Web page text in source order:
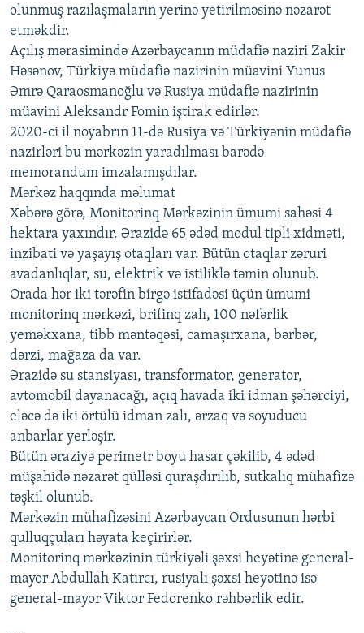
olunmuş razılaşmaların yerinə yetirilməsinə nəzarət
etməkdir.
Açılış mərasimində Azərbaycanın müdafiə naziri Zakir
Həsənov, Türkiyə müdafiə nazirinin müavini Yunus
Əmrə Qaraosmanoğlu və Rusiya müdafiə nazirinin
müavini Aleksandr Fomin iştirak edirlər.
2020-ci il noyabrın 11-də Rusiya və Türkiyənin müdafiə
nazirləri bu mərkəzin yaradılması barədə
memorandum imzalamışdılar.
Mərkəz haqqında məlumat
Xəbərə görə, Monitorinq Mərkəzinin ümumi sahəsi 4
hektara yaxındır. Ərazidə 65 ədəd modul tipli xidməti,
inzibati və yaşayış otaqları var. Bütün otaqlar zəruri
avadanlıqlar, su, elektrik və istiliklə təmin olunub.
Orada hər iki tərəfin birgə istifadəsi üçün ümumi
monitorinq mərkəzi, brifinq zalı, 100 nəfərlik
yeməkxana, tibb məntəqəsi, camaşırxana, bərbər,
dərzi, mağaza da var.
Ərazidə su stansiyası, transformator, generator,
avtomobil dayanacağı, açıq havada iki idman şəhərciyi,
eləcə də iki örtülü idman zalı, ərzaq və soyuducu
anbarlar yerləşir.
Bütün əraziyə perimetr boyu hasar çəkilib, 4 ədəd
müşahidə nəzarət qülləsi quraşdırılıb, sutkalıq mühafizə
təşkil olunub.
Mərkəzin mühafizəsini Azərbaycan Ordusunun hərbi
qulluqçuları həyata keçirirlər.
Monitorinq mərkəzinin türkiyəli şəxsi heyətinə general-
mayor Abdullah Katırcı, rusiyalı şəxsi heyətinə isə
general-mayor Viktor Fedorenko rəhbərlik edir.